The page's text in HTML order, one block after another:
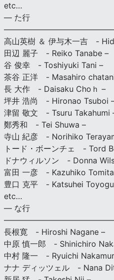
etc…
— た行
高山英樹 ＆ 伊与木一吉 -
田辺 麗子 - Reiko Tanabe –
谷 俊幸 - Toshiyuki Tani –
茶谷 正洋 - Masahiro
長 大作 - Daisaku Choｈ –
坪井 浩尚 - Hironao Tsuboi
津留 敬文 - Tsuru Takahumi
鄭秀和 - Tei Shuwa –
寺山 紀彦 - Norihiko
トード・ボーンチェ - Tord
ドナウィルソン - Donna
富田 一彦 - Kazuhiko
豊口 克平 - Katsuhei
etc…
— な行
長根寛 - Hiroshi Nagane –
中原 慎一郎 - Shinichiro
中村 隆一 - Ryuichi
ナナ ディッツェル - Nana